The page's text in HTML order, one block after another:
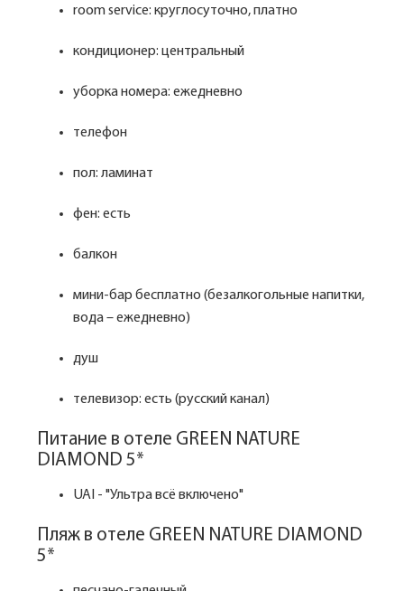
room service: круглосуточно, платно
кондиционер: центральный
уборка номера: ежедневно
телефон
пол: ламинат
фен: есть
балкон
мини-бар бесплатно (безалкогольные напитки,
вода – ежедневно)
душ
телевизор: есть (русский канал)
Питание в отеле GREEN NATURE
DIAMOND 5*
UAI - "Ультра всё включено"
Пляж в отеле GREEN NATURE DIAMOND
5*